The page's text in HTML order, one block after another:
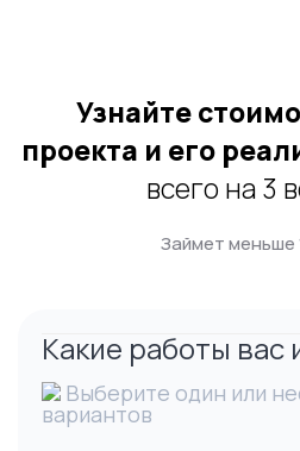
Узнайте
проекта и его
всего на 3
Займет меньше
Какие работы вас
Выберите один или
вариантов